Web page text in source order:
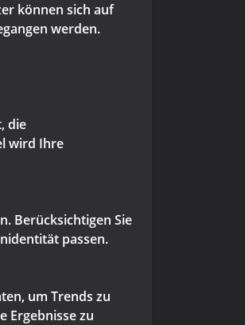
können sich auf
werden.
die
wird Ihre
Berücksichtigen Sie
passen.
um Trends zu
Ergebnisse zu